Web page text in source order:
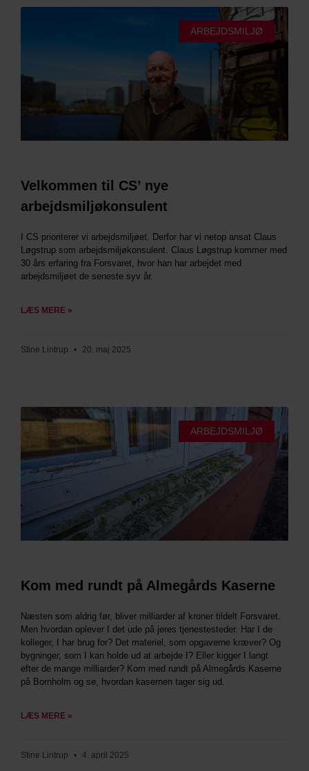
ARBEJDSMILJØ
Velkommen til CS’ nye
arbejdsmiljøkonsulent
I CS prioriterer vi arbejdsmiljøet. Derfor har vi netop ansat Claus
Løgstrup som arbejdsmiljøkonsulent. Claus Løgstrup kommer med
30 års erfaring fra Forsvaret, hvor han har arbejdet med
arbejdsmiljøet de seneste syv år.
LÆS MERE »
Stine Lintrup 20. maj 2025
ARBEJDSMILJØ
Kom med rundt på Almegårds Kaserne
Næsten som aldrig før, bliver milliarder af kroner tildelt Forsvaret.
Men hvordan oplever I det ude på jeres tjenestesteder. Har I de
kolleger, I har brug for? Det materiel, som opgaverne kræver? Og
bygninger, som I kan holde ud at arbejde I? Eller kigger I langt
efter de mange milliarder? Kom med rundt på Almegårds Kaserne
på Bornholm og se, hvordan kasernen tager sig ud.
LÆS MERE »
Stine Lintrup 4. april 2025